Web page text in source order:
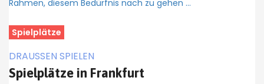
Rahmen, diesem Bedürfnis nach zu gehen …
Spielplätze
DRAUSSEN SPIELEN
Spielplätze in Frankfurt